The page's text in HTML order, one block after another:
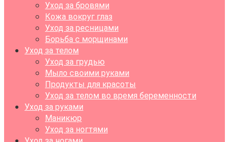
Уход за бровями
Кожа вокруг глаз
Уход за ресницами
Борьба с морщинами
Уход за телом
Уход за грудью
Мыло своими руками
Продукты для красоты
Уход за телом во время беременности
Уход за руками
Маникюр
Уход за ногтями